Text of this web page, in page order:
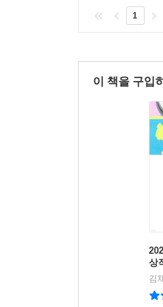
1
이 책을 구입
상
김